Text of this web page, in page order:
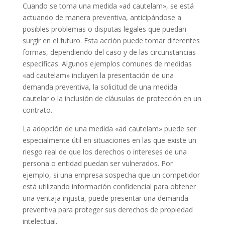
Cuando se toma una medida «ad cautelam», se está
actuando de manera preventiva, anticipándose a
posibles problemas o disputas legales que puedan
surgir en el futuro. Esta acción puede tomar diferentes
formas, dependiendo del caso y de las circunstancias
específicas. Algunos ejemplos comunes de medidas
«ad cautelam» incluyen la presentación de una
demanda preventiva, la solicitud de una medida
cautelar o la inclusión de cláusulas de protección en un
contrato.
La adopción de una medida «ad cautelam» puede ser
especialmente útil en situaciones en las que existe un
riesgo real de que los derechos o intereses de una
persona o entidad puedan ser vulnerados. Por
ejemplo, si una empresa sospecha que un competidor
está utilizando información confidencial para obtener
una ventaja injusta, puede presentar una demanda
preventiva para proteger sus derechos de propiedad
intelectual.